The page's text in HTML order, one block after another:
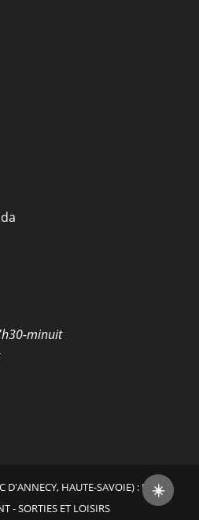
☀️
minuit
D'ANNECY, HAUTE-SAVOIE) : BAR
- SORTIES ET LOISIRS